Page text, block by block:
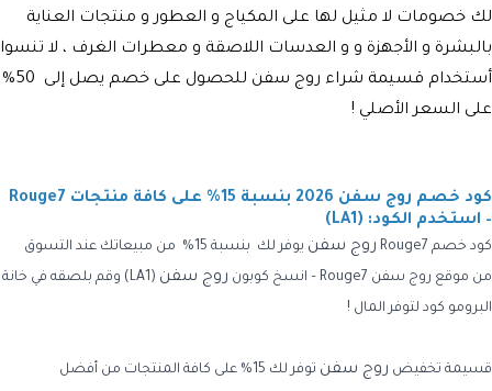
لك خصومات لا مثيل لها على المكياج و العطور و منتجات العناية
بالبشرة و الأجهزة و و العدسات اللاصقة و معطرات الغرف ، لا تنسوا
أستخدام قسيمة شراء روج سفن للحصول على خصم يصل إلى 50%
على السعر الأصلي !
كود خصم روج سفن 2026 بنسبة 15% على كافة منتجات Rouge7
– استخدم الكود: (LA1)
كود خصم Rouge7 روج سفن يوفر لك
بنسبة 15% من مبيعاتك عند التسوق
من موقع روج سفن Rouge7 – انسخ كوبون روج سفن (LA1)
وقم بلصقه في خانة
البرومو كود لتوفر المال !
قسيمة تخفيض روج سفن
توفر لك 15% على كافة المنتجات من أفضل